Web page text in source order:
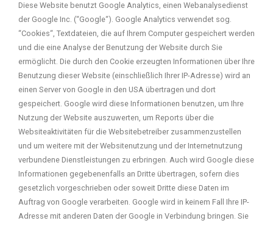
Diese Website benutzt Google Analytics, einen Webanalysedienst
der Google Inc. (“Google“). Google Analytics verwendet sog.
“Cookies“, Textdateien, die auf Ihrem Computer gespeichert werden
und die eine Analyse der Benutzung der Website durch Sie
ermöglicht. Die durch den Cookie erzeugten Informationen über Ihre
Benutzung dieser Website (einschließlich Ihrer IP-Adresse) wird an
einen Server von Google in den USA übertragen und dort
gespeichert. Google wird diese Informationen benutzen, um Ihre
Nutzung der Website auszuwerten, um Reports über die
Websiteaktivitäten für die Websitebetreiber zusammenzustellen
und um weitere mit der Websitenutzung und der Internetnutzung
verbundene Dienstleistungen zu erbringen. Auch wird Google diese
Informationen gegebenenfalls an Dritte übertragen, sofern dies
gesetzlich vorgeschrieben oder soweit Dritte diese Daten im
Auftrag von Google verarbeiten. Google wird in keinem Fall Ihre IP-
Adresse mit anderen Daten der Google in Verbindung bringen. Sie